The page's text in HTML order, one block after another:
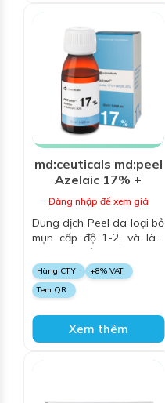
md:ceuticals md:peel
Azelaic 17% +
Salicylic 20%
Đăng nhập để xem giá
Dung dịch Peel da loại bỏ
mụn cấp độ 1-2, và làm
sáng da, với Azelaic Acid
và Salicylic Acid, làm sạch
mụn, giảm sắc tố và cải
thiện độ sáng cho làn da
Hàng CTY
+8% VAT
Tem QR
Xem thêm